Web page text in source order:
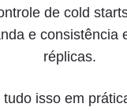
de cold
e consistência
réplicas.
isso em